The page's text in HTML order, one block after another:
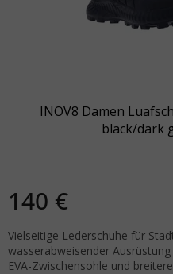
INOV8 Damen
black/dark
140 €
Vielseitige Lederschuhe für
wasserabweisender
EVA-Zwischensohle und